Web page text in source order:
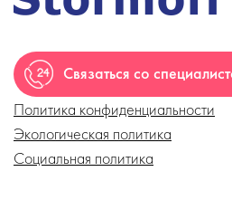
Связаться со
Политика конфиденциальности
Экологическая политика
Социальная политика